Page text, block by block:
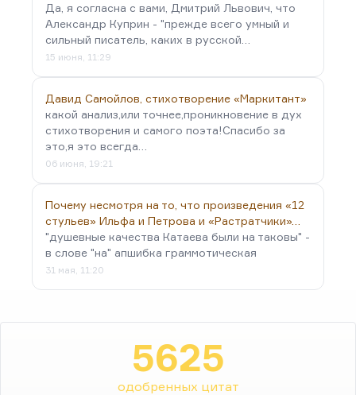
Да, я согласна с вами, Дмитрий Львович, что
Александр Куприн - "прежде всего умный и
сильный писатель, каких в русской…
15 июня, 11:29
Давид Самойлов, стихотворение «Маркитант»
какой анализ,или точнее,проникновение в дух
стихотворения и самого поэта!Спасибо за
это,я это всегда…
06 июня, 19:21
Почему несмотря на то, что произведения «12
стульев» Ильфа и Петрова и «Растратчики»…
"душевные качества Катаева были на таковы" -
в слове "на" апшибка граммотическая
31 мая, 11:20
5625
одобренных цитат